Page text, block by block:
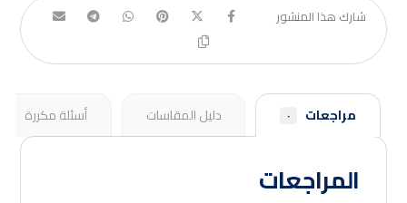
مراجعات ٠ دليل المقاسات أسئلة مكررة
المراجعات